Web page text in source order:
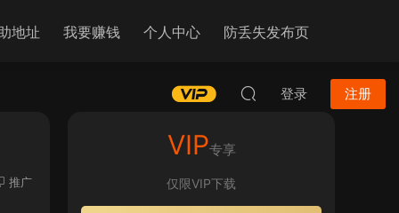
地址 我要赚钱 个人中心 防丢失发布页
登录 注册
推广
VIP专享
仅限VIP下载